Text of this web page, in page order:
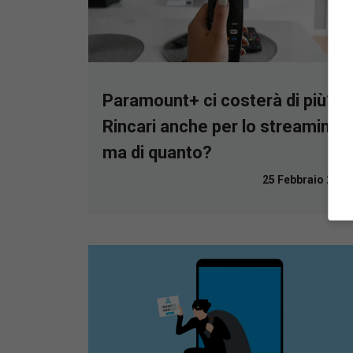
Paramount+ ci costerà di più?
Rincari anche per lo streaming,
ma di quanto?
25 Febbraio 2023